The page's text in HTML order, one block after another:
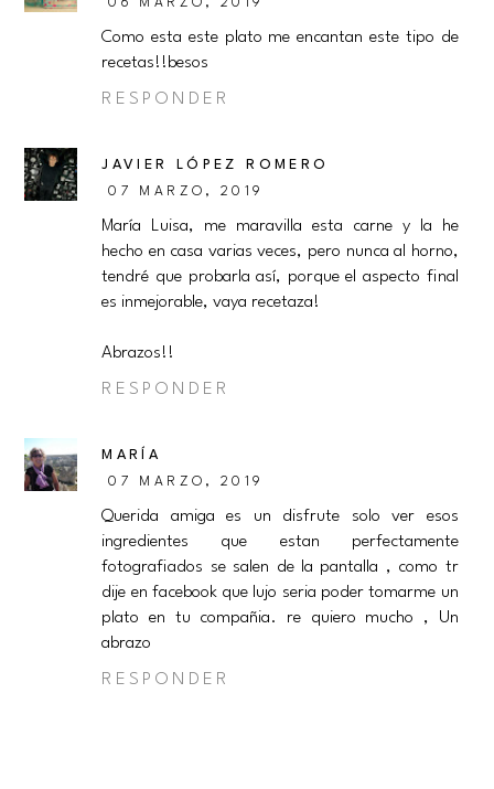
Como esta este plato me encantan este tipo de
recetas!!besos
RESPONDER
JAVIER LÓPEZ ROMERO
07 MARZO, 2019
María Luisa, me maravilla esta carne y la he
hecho en casa varias veces, pero nunca al horno,
tendré que probarla así, porque el aspecto final
es inmejorable, vaya recetaza!
Abrazos!!
RESPONDER
MARÍA
07 MARZO, 2019
Querida amiga es un disfrute solo ver esos
ingredientes que estan perfectamente
fotografiados se salen de la pantalla , como tr
dije en facebook que lujo seria poder tomarme un
plato en tu compañia. re quiero mucho , Un
abrazo
RESPONDER